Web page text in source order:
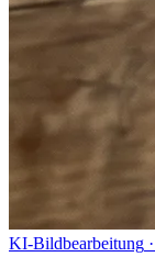
KI-Bildbearbeitung ·